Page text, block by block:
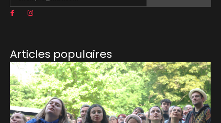
Articles populaires